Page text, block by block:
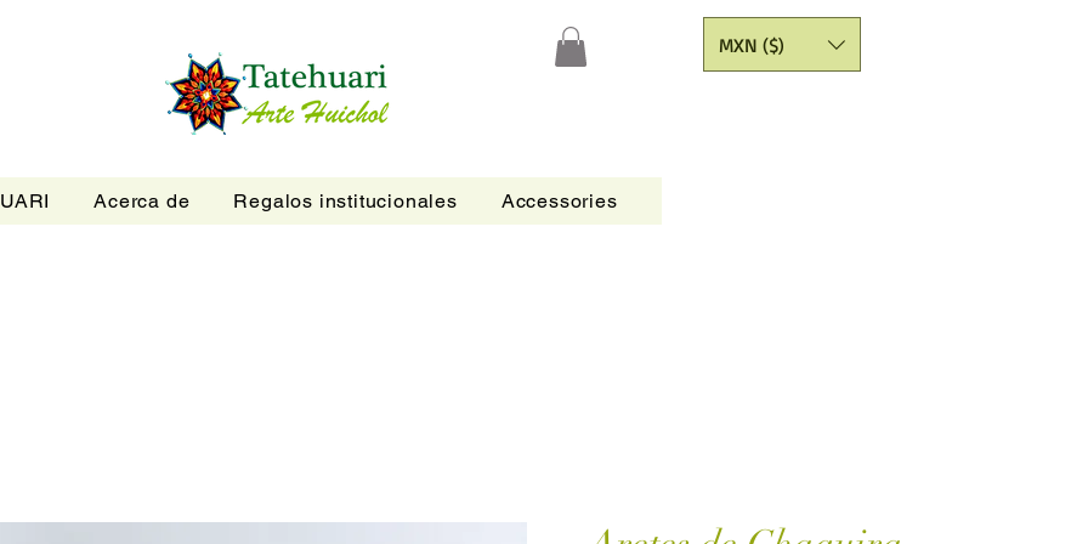
MXN ($)
Acerca de Regalos institucionales Accessories